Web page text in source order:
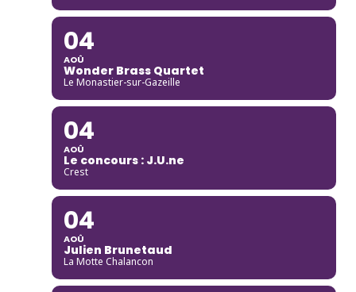
04
AOÛ
Wonder Brass Quartet
Le Monastier-sur-Gazeille
04
AOÛ
Le concours : J.U.ne
Crest
04
AOÛ
Julien Brunetaud
La Motte Chalancon